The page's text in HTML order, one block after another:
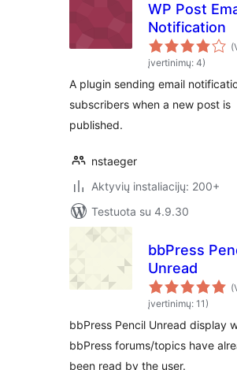
WP Post
Notification
įvertinimų: 4)
A plugin sending email
subscribers when a new post is
published.
nstaeger
Aktyvių instaliacijų: 200+
Testuota su 4.9.30
bbPress
Unread
įvertinimų: 11)
bbPress Pencil Unread display
bbPress forums/topics have
been read by the user.